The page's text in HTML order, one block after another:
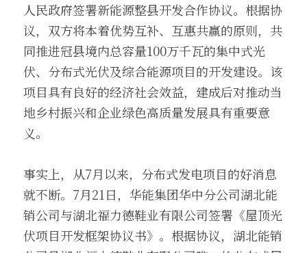
人民政府签署新能源整县开发合作协议。根据协
议，双方将本着优势互补、互惠共赢的原则，共
同推进冠县境内总容量100万千瓦的集中式光
伏、分布式光伏及综合能源项目的开发建设。该
项目具有良好的经济社会效益，建成后对推动当
地乡村振兴和企业绿色高质量发展具有重要意
义。
事实上，从7月以来，分布式发电项目的好消息
就不断。7月21日，华能集团华中分公司湖北能
销公司与湖北福力德鞋业有限公司签署《屋顶光
伏项目开发框架协议书》。根据协议，湖北能销